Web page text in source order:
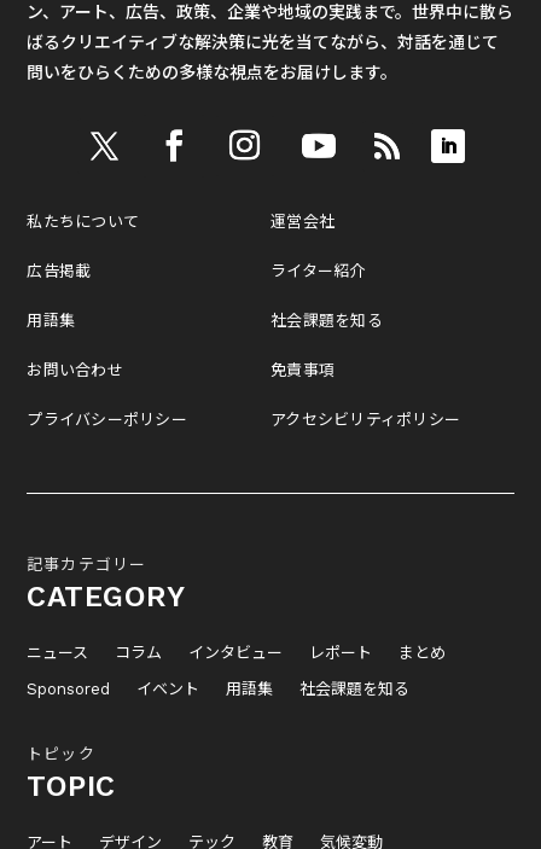
ン、アート、広告、政策、企業や地域の実践まで。世界中に散ら
ばるクリエイティブな解決策に光を当てながら、対話を通じて
問いをひらくための多様な視点をお届けします。
私たちについて
広告掲載
用語集
お問い合わせ
プライバシーポリシー
運営会社
ライター紹介
社会課題を知る
免責事項
アクセシビリティポリシー
記事カテゴリー
CATEGORY
ニュース コラム インタビュー レポート
まとめ
Sponsored
イベント 用語集 社会課題を知る
トピック
TOPIC
アート デザイン テック 教育 気候変動